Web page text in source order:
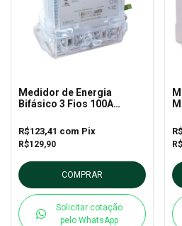
Medidor de Energia
Bifásico 3 Fios 100A
Neutro Externo
R$129,90
R$123,41 com Pix
COMPRAR
Solicitar cotação
pelo WhatsApp